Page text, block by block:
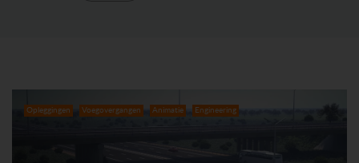
Opleggingen Voegovergangen Animatie Engineering